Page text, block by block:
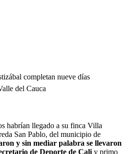
completan nueve días
del Cauca
habrían llegado a su finca Villa
San Pablo, del municipio de
y sin mediar palabra se llevaron
de Deporte de Cali y primo